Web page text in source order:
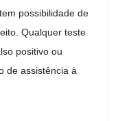
possibilidade de
Qualquer teste
positivo ou
de assistência à